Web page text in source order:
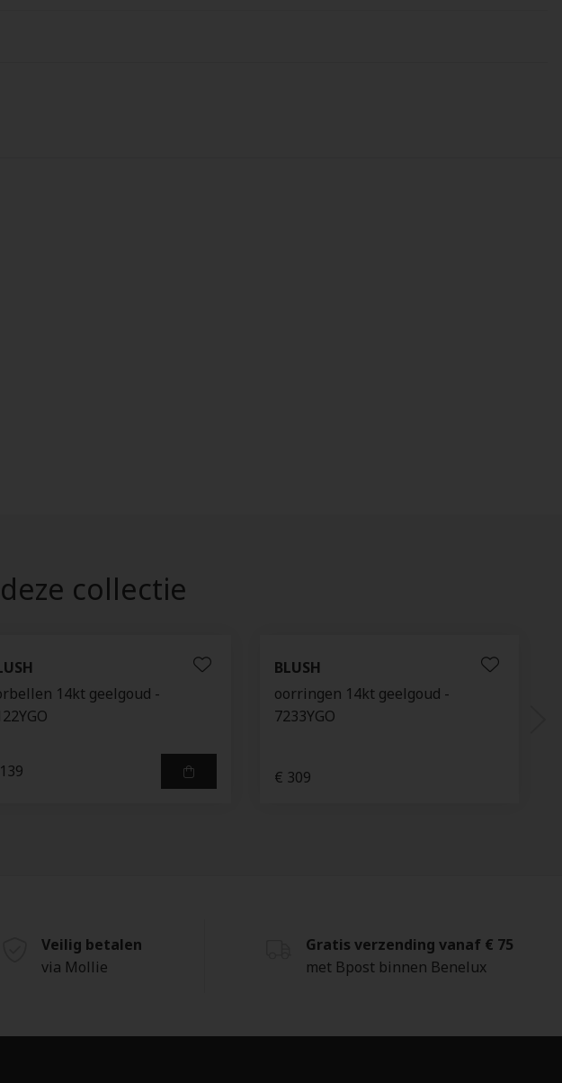
collectie
14kt geelgoud -
BLUSH
oorringen 14kt geelgoud -
7233YGO
€ 309
Veilig betalen
via Mollie
Gratis verzending vanaf € 75
met Bpost binnen Benelux